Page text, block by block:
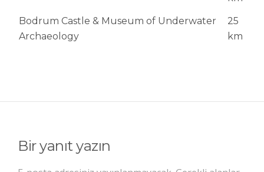
Bodrum Castle & Museum of Underwater
Archaeology
25
km
Bir yanıt yazın